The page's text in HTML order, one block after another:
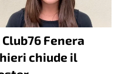
Fenera
chiude il